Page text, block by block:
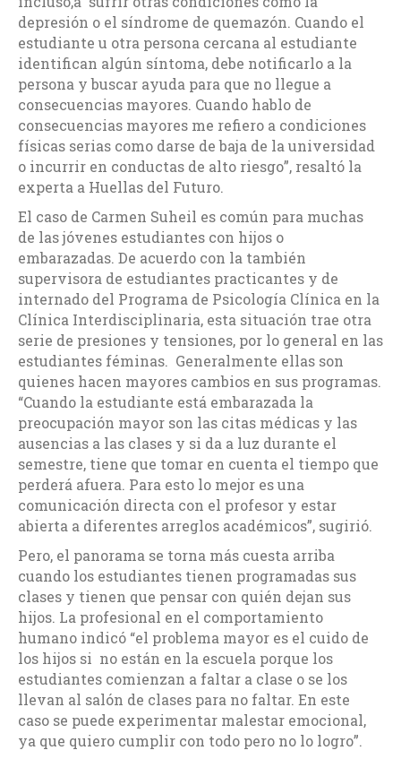
depresión o el síndrome de quemazón. Cuando el
estudiante u otra persona cercana al estudiante
identifican algún síntoma, debe notificarlo a la
persona y buscar ayuda para que no llegue a
consecuencias mayores. Cuando hablo de
consecuencias mayores me refiero a condiciones
físicas serias como darse de baja de la universidad
o incurrir en conductas de alto riesgo”, resaltó la
experta a Huellas del Futuro.
El caso de Carmen Suheil es común para muchas
de las jóvenes estudiantes con hijos o
embarazadas. De acuerdo con la también
supervisora de estudiantes practicantes y de
internado del Programa de Psicología Clínica en la
Clínica Interdisciplinaria, esta situación trae otra
serie de presiones y tensiones, por lo general en las
estudiantes féminas. Generalmente ellas son
quienes hacen mayores cambios en sus programas.
“Cuando la estudiante está embarazada la
preocupación mayor son las citas médicas y las
ausencias a las clases y si da a luz durante el
semestre, tiene que tomar en cuenta el tiempo que
perderá afuera. Para esto lo mejor es una
comunicación directa con el profesor y estar
abierta a diferentes arreglos académicos”, sugirió.
Pero, el panorama se torna más cuesta arriba
cuando los estudiantes tienen programadas sus
clases y tienen que pensar con quién dejan sus
hijos. La profesional en el comportamiento
humano indicó “el problema mayor es el cuido de
los hijos si no están en la escuela porque los
estudiantes comienzan a faltar a clase o se los
llevan al salón de clases para no faltar. En este
caso se puede experimentar malestar emocional,
ya que quiero cumplir con todo pero no lo logro”.